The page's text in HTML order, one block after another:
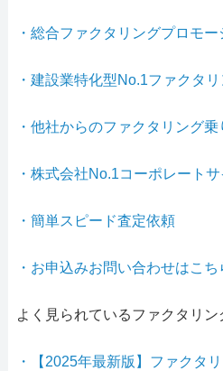
・総合ファクタリングプロモー
・建設業特化型No.1ファクタ
・他社からのファクタリング
・株式会社No.1コーポレートサ
・簡単スピード査定依頼
・お申込みお問い合わせはこち
よく見られているファクタリン
・【2025年最新版】ファクタ